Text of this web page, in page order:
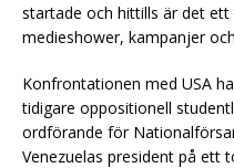
startade och hittills är det
medieshower, kampanjer
Konfrontationen med USA
tidigare oppositionell
ordförande för
Venezuelas president på ett